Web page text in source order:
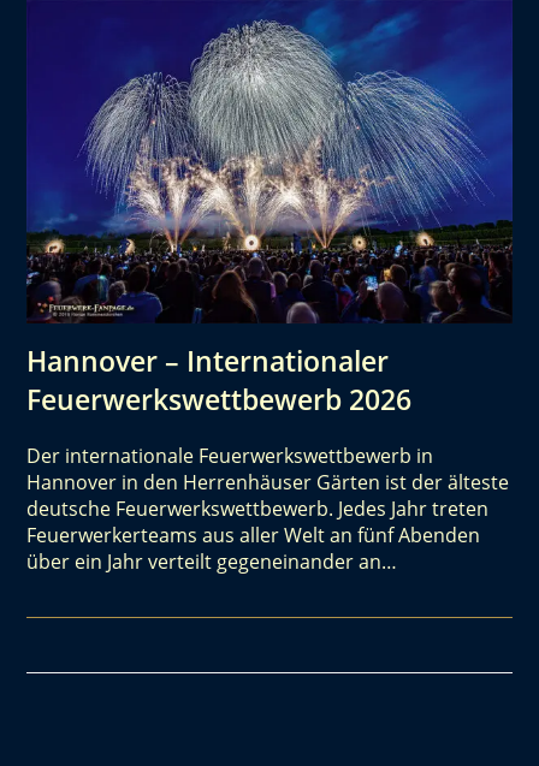
Hannover – Internationaler
Feuerwerkswettbewerb 2026
Der internationale Feuerwerkswettbewerb in
Hannover in den Herrenhäuser Gärten ist der älteste
deutsche Feuerwerkswettbewerb. Jedes Jahr treten
Feuerwerkerteams aus aller Welt an fünf Abenden
über ein Jahr verteilt gegeneinander an…